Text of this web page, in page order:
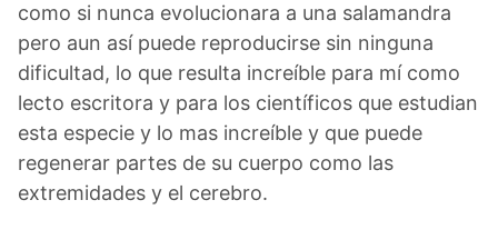
como si nunca evolucionara a una salamandra
pero aun así puede reproducirse sin ninguna
dificultad, lo que resulta increíble para mí como
lecto escritora y para los científicos que estudian
esta especie y lo mas increíble y que puede
regenerar partes de su cuerpo como las
extremidades y el cerebro.